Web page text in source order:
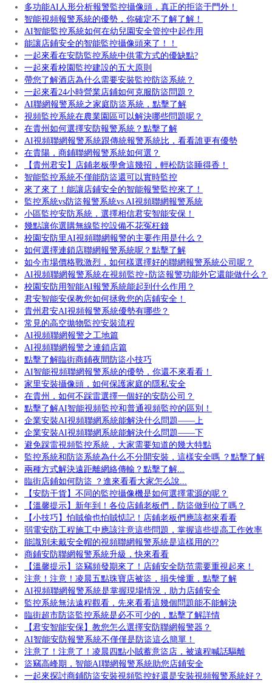
多功能AI人形分析報警監控攝像頭，真正的拒盜于門外！
智能視頻報警系統的優勢，你確定不了解了解！
AI智能監控系統如何在幼兒園安全管控中起作用
能讓店鋪安全的智能監控攝像頭來了！！
一起來看在安防監控系統中供電方式的優缺點?
一起來看校園監控建設的五大原則
帶您了解酒店為什么需要安裝監控防盜系統？
一起來看24小時營業店鋪如何克服防盜問題？
AI聯網報警系統之家庭防盜系統，點擊了解
視頻監控系統在農業園區可以解決哪些問題呢？
在貴州如何選擇安防報警系統？點擊了解
AI視頻聯網報警系統跟傳統報警系統比，看看誰更有優勢
在貴陽，商鋪聯網報警系統如何選？
【貴州君安】店鋪老板學會這幾招，輕松防盜睡得香！
智能監控系統不僅能防盜還可以實時監控
來了來了！能讓店鋪安全的智能報警監控來了！
監控系統vs防盜報警系統vs AI視頻聯網報警系統
小區監控安防系統，選擇相信君安智能安保！
幾點讓你選購無線監控設備不花冤枉錢
校園安防里AI視頻聯網報警的主要作用是什么？
如何選擇連鎖店聯網報警系統呢？點擊了解
如今市場價格戰激烈，如何樣選擇好的聯網報警系統公司呢？
AI視頻聯網報警系統在視頻監控+防盜報警功能外它還能做什么？
校園安防用智能AI報警系統能起到什么作用？
君安智能安保教您如何拯救您的店鋪安全！
貴州君安AI視頻報警系統優勢有哪些？
常見的高空拋物監控安裝流程
AI視頻聯網報警之工地篇
AI視頻聯網報警之連鎖店篇
點擊了解臨街商鋪夜間防盜小技巧
AI智能視頻聯網報警系統的優勢，你還不來看看！
家里安裝攝像頭，如何保護家庭的隱私安全
在貴州，如何不踩雷選擇一個好的安防公司？
點擊了解AI智能視頻監控和普通視頻監控的區別！
企業安裝AI視頻聯網系統能解決什么問題——上
企業安裝AI視頻聯網系統能解決什么問題——下
避免踩雷視頻監控系統，大家需要知道的幾大特點
監控系統和防盜系統為什么不分開安裝，這樣安全嗎 ？點擊了解
兩種方式解決遠距離網絡傳輸？點擊了解...
臨街店鋪如何防盜 ？進來看看大家怎么說...
【安防干貨】不同的監控攝像機是如何選擇電源的呢？
【溫馨提示】新年到！各位店鋪老板們，防盜做到位了嗎？
【小技巧】怕賊偷也怕賊惦記！店鋪老板們應該都來看看
弱電安防工程施工中應該注意這些問題，掌握這些提高工作效率
能識別未戴安全帽的視頻聯網報警系統是這樣用的??
商鋪安防聯網報警系統升級，快來看看
【溫馨提示】盜竊頻發期來了！店鋪安全防范需要重視起來！
注意！注意！凌晨五點珠寶店被盜，損失慘重，點擊了解
AI視頻聯網報警系統是掌握現場情況，助力店鋪安全
監控系統無法遠程觀看，先來看看這幾個問題能不能解決
臨街超市防盜監控系統是必不可少的，點擊了解詳情
【君安智能安保】教您怎么選擇安防聯網報警器？
AI智能安防報警系統不僅僅是防盜這么簡單！
注意了！注意了！凌晨四點小賊蓄意盜店，被遠程喊話驅離
盜竊高峰期，智能AI聯網報警系統助您店鋪安全
一起來探討商鋪防盜安裝視頻監控好還是安裝視頻報警系統好？